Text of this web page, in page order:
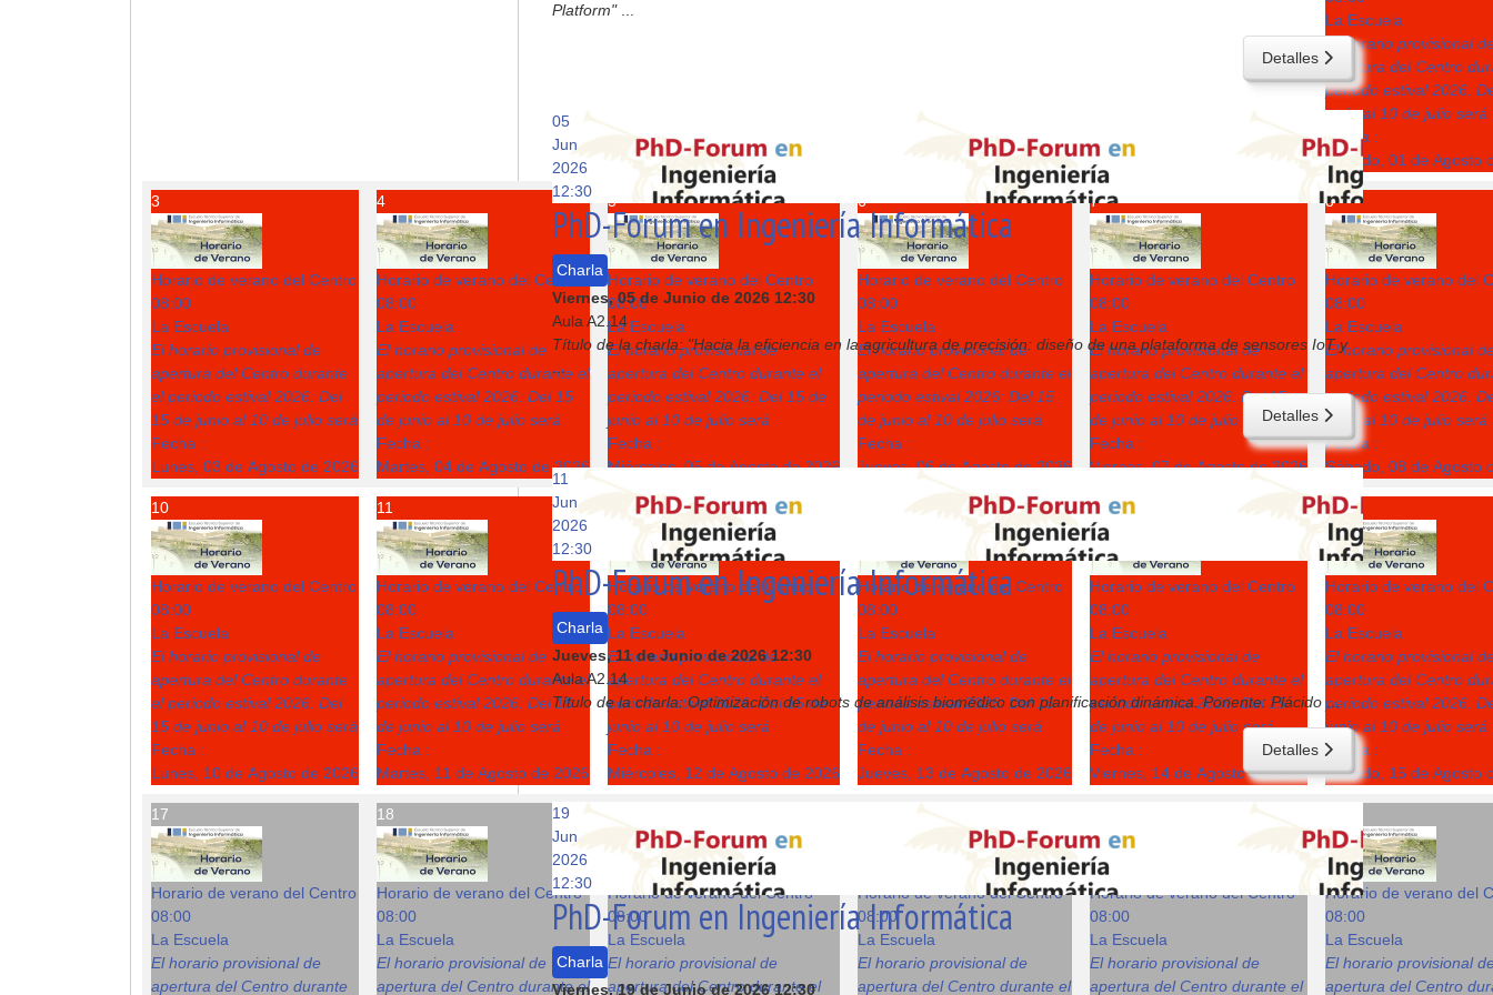
La Escuela
El horario provisional
apertura del Centro
periodo estival 2026:
junio al 10 de julio será
Fecha :
Sábado, 01 de Agosto
3
Horario de verano del Centro
08:00
La Escuela
El horario provisional de
apertura del Centro durante
el periodo estival 2026: Del
15 de junio al 10 de julio será
Fecha :
Lunes, 03 de Agosto de 2026
4
Horario de verano del Centro
08:00
La Escuela
El horario provisional de
apertura del Centro durante el
periodo estival 2026: Del 15
de junio al 10 de julio será
Fecha :
Martes, 04 de Agosto de 2026
5
Horario de verano del Centro
08:00
La Escuela
El horario provisional de
apertura del Centro durante el
periodo estival 2026: Del 15 de
junio al 10 de julio será
Fecha :
Miércoles, 05 de Agosto de 2026
6
Horario de verano del Centro
08:00
La Escuela
El horario provisional de
apertura del Centro durante el
periodo estival 2026: Del 15
de junio al 10 de julio será
Fecha :
Jueves, 06 de Agosto de 2026
7
Horario de verano del Centro
08:00
La Escuela
El horario provisional de
apertura del Centro durante el
periodo estival 2026: Del 15
de junio al 10 de julio será
Fecha :
Viernes, 07 de Agosto de 2026
8
Horario de verano del
08:00
La Escuela
El horario provisional
apertura del Centro
periodo estival 2026:
junio al 10 de julio será
Fecha :
Sábado, 08 de Agosto
10
Horario de verano del Centro
08:00
La Escuela
El horario provisional de
apertura del Centro durante
el periodo estival 2026: Del
15 de junio al 10 de julio será
Fecha :
Lunes, 10 de Agosto de 2026
11
Horario de verano del Centro
08:00
La Escuela
El horario provisional de
apertura del Centro durante el
periodo estival 2026: Del 15
de junio al 10 de julio será
Fecha :
Martes, 11 de Agosto de 2026
Horario de verano del Centro
08:00
La Escuela
El horario provisional de
apertura del Centro durante el
periodo estival 2026: Del 15 de
junio al 10 de julio será
Fecha :
Miércoles, 12 de Agosto de 2026
Horario de verano del Centro
08:00
La Escuela
El horario provisional de
apertura del Centro durante el
periodo estival 2026: Del 15
de junio al 10 de julio será
Fecha :
Jueves, 13 de Agosto de 2026
14
Horario de verano del Centro
08:00
La Escuela
El horario provisional de
apertura del Centro durante el
periodo estival 2026: Del 15
de junio al 10 de julio será
Fecha :
Viernes, 14 de Agosto de 2026
15
Horario de verano del
08:00
La Escuela
El horario provisional
apertura del Centro
periodo estival 2026:
junio al 10 de julio será
Fecha :
Sábado, 15 de Agosto
17
Horario de verano del Centro
08:00
La Escuela
El horario provisional de
apertura del Centro durante
18
Horario de verano del Centro
08:00
La Escuela
El horario provisional de
apertura del Centro durante el
Horario de verano del Centro
08:00
La Escuela
El horario provisional de
apertura del Centro durante el
Horario de verano del Centro
08:00
La Escuela
El horario provisional de
apertura del Centro durante el
Horario de verano del Centro
08:00
La Escuela
El horario provisional de
apertura del Centro durante el
Horario de verano del
08:00
La Escuela
El horario provisional
apertura del Centro
Platform"...
Detalles
05
Jun
2026
12:30
PhD-Forum en Ingeniería Informática
Charla
Viernes, 05 de Junio de 2026 12:30
Aula A2.14
Título de la charla: "Hacia la eficiencia en la agricultura de precisión: diseño de una plataforma de sensores IoT y
...
Detalles
11
Jun
2026
12:30
PhD-Forum en Ingeniería Informática
Charla
Jueves, 11 de Junio de 2026 12:30
Aula A2.14
Título de la charla: Optimización de robots de análisis biomédico con planificación dinámica. Ponente: Plácido...
Detalles
19
Jun
2026
12:30
PhD-Forum en Ingeniería Informática
Charla
Viernes, 19 de Junio de 2026 12:30